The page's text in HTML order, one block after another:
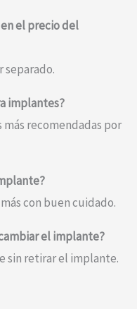
el precio del
separado.
implantes?
más recomendadas por
con buen cuidado.
el implante?
sin retirar el implante.